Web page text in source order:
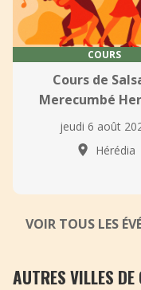
COURS
Cours de
Merecumbé
jeudi 6 août
Hérédia
VOIR TOUS LES
AUTRES VILLES